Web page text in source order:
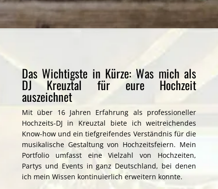
Das Wichtigste in Kürze: Was mich als
DJ Kreuztal für eure Hochzeit
auszeichnet
Mit über 16 Jahren Erfahrung als professioneller
Hochzeits-DJ in Kreuztal biete ich weitreichendes
Know-how und ein tiefgreifendes Verständnis für die
musikalische Gestaltung von Hochzeitsfeiern. Mein
Portfolio umfasst eine Vielzahl von Hochzeiten,
Partys und Events in ganz Deutschland, bei denen
ich mein Wissen kontinuierlich erweitern konnte.